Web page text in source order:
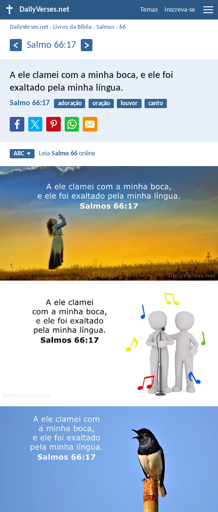
DailyVerses.net Temas Inscreva-se
DailyVerses.net ›Livros da Bíblia ›Salmos ›66
Salmo 66:17
A ele clamei com a minha boca, e ele foi
exaltado pela minha língua.
Salmo 66:17 adoração oração louvor canto
ARC LeiaSalmo 66 online